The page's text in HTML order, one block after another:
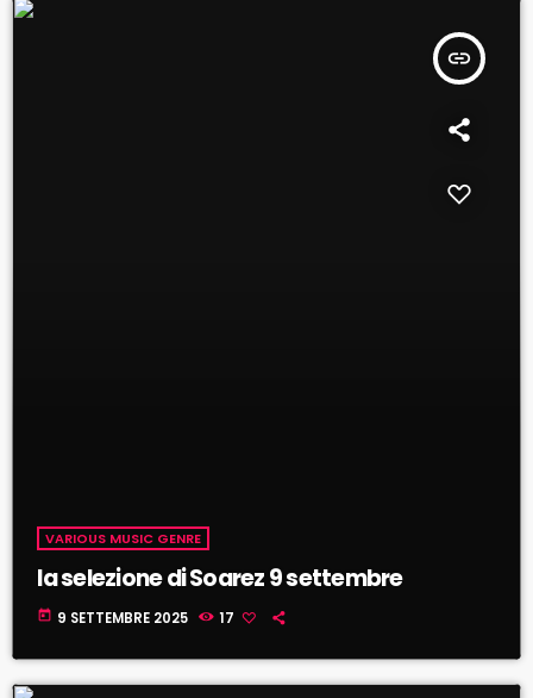
insert_link
VARIOUS MUSIC GENRE
la selezione di Soarez 9 settembre
today 9 SETTEMBRE 2025 17